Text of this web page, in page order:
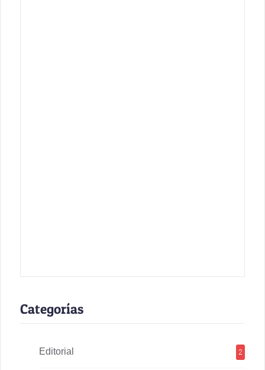
Categorías
Editorial 2